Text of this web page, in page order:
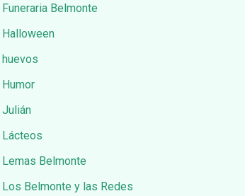
Funeraria Belmonte
Halloween
huevos
Humor
Julián
Lácteos
Lemas Belmonte
Los Belmonte y las Redes